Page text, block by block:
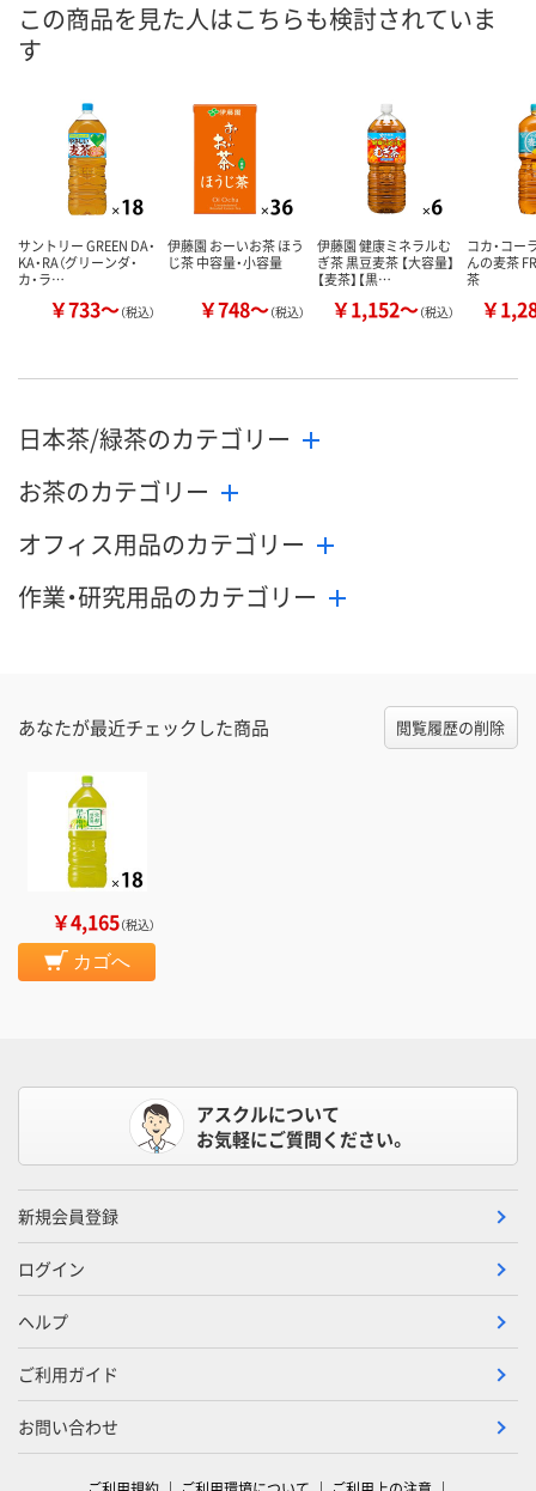
お届け日
カゴへ カゴへ カ
この商品を見た人はこちらも検討されていま
す
サントリー GREEN DA・
KA・RA（グリーンダ・
カ・ラ…
￥733～（税込）
伊藤園 おーいお茶 ほう
じ茶 中容量・小容量
￥748～（税込）
伊藤園 健康ミネラルむ
ぎ茶 黒豆麦茶 【大容量】
【麦茶】【黒…
￥1,152～（税込）
コカ・コー
んの麦茶
茶
￥
日本茶/緑茶のカテゴリー
お茶のカテゴリー
オフィス用品のカテゴリー
作業・研究用品のカテゴリー
あなたが最近チェックした商品 閲覧履歴の削除
￥4,165（税込）
カゴへ
アスクルについて
お気軽にご質問ください。
新規会員登録
ログイン
ヘルプ
ご利用ガイド
お問い合わせ